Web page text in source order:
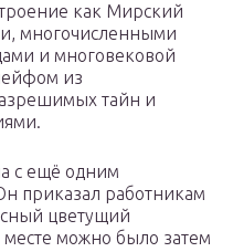
как Мирский
многочисленными
и многовековой
из
тайн и
с ещё одним
приказал работникам
цветущий
можно было затем